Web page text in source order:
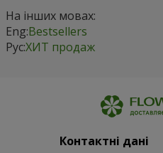
На інших мовах:
Eng:Bestsellers
Рус:ХИТ продаж
Контактні дані